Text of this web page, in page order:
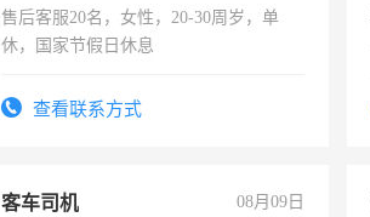
售后客服20名，女性，20-30周岁，单
休，国家节假日休息
查看联系方式
客车司机 08月09日